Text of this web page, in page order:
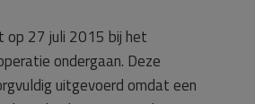
op 27 juli 2015 bij het
ondergaan. Deze
uitgevoerd omdat een